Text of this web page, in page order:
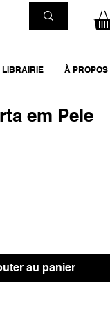
LIBRAIRIE À PROPOS
em Pele
au panier